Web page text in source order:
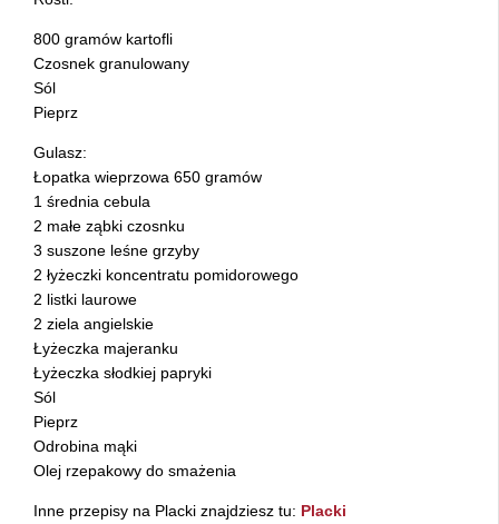
800 gramów kartofli
Czosnek granulowany
Sól
Pieprz
Gulasz:
Łopatka wieprzowa 650 gramów
1 średnia cebula
2 małe ząbki czosnku
3 suszone leśne grzyby
2 łyżeczki koncentratu pomidorowego
2 listki laurowe
2 ziela angielskie
Łyżeczka majeranku
Łyżeczka słodkiej papryki
Sól
Pieprz
Odrobina mąki
Olej rzepakowy do smażenia
Inne przepisy na Placki znajdziesz tu: Placki